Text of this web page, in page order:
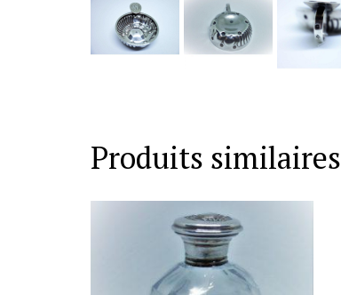
Produits similaires